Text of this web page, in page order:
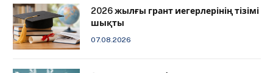
2026 жылғы грант иегерлерінің тізімі
шықты
07.08.2026